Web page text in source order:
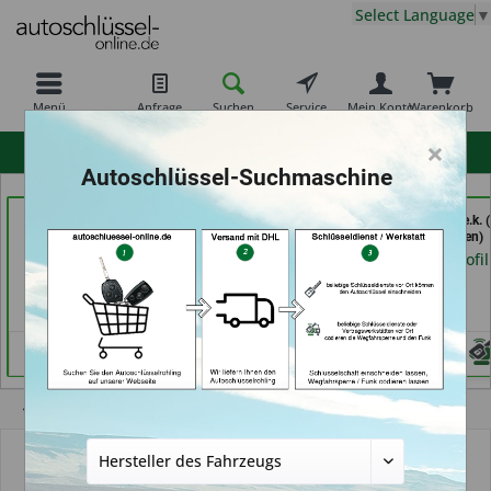
Menü Anfrage Suchen Service Warenkorb
Mein Konto
Select Language ▼
Krefeld)
Händlerprofil
TAYFUN 2.0 GmbH (in
Nürnberg)
Händlerprofil
moeller-24.de e.k.
Gelsenkirchen)
Händlerprofil
Autoschlüssel ohne Funk
×
Autoschlüssel-Suchmaschine